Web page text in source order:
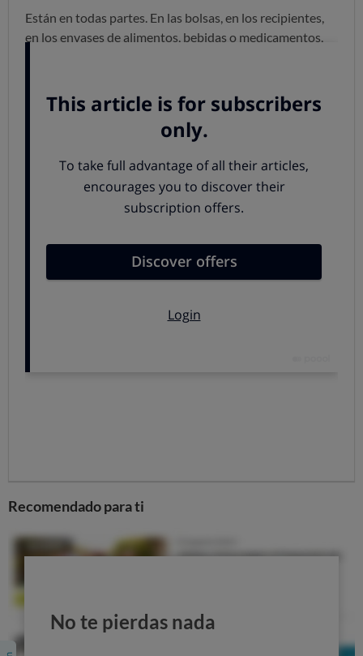
Están en todas partes. En las bolsas, en los recipientes,
en los envases de alimentos, bebidas o medicamentos,
plásticos no es tan evidente, pero no menos real: hay
microplásticos en los productos textiles, cosméticos,
La proliferación de plásticos es una realidad… y también
lo es que este componente no se degrada fácilmente,
sino que permanece cientos, incluso miles de años. Basta
la amenaza que los plásticos suponen para el medio
supone un riesgo para el planeta e incluso para nuestra
insistimos en la
medidas sencillas que puedes poner en práctica y
limitarán la presencia de plásticos
preferentemente los que no usan plástico.
Olvídate de bolsas de plástico
Recomendado para ti
No te pierdas nada